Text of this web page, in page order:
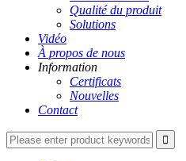
Qualité du produit
Solutions
Vidéo
À propos de nous
Information
Certificats
Nouvelles
Contact